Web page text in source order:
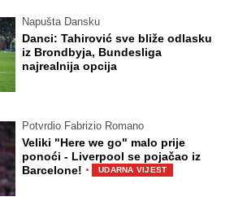
Napušta Dansku
Danci: Tahirović sve bliže odlasku
iz Brondbyja, Bundesliga
najrealnija opcija
Potvrdio Fabrizio Romano
Veliki "Here we go" malo prije
ponoći - Liverpool se pojačao iz
Barcelone! · UDARNA VIJEST